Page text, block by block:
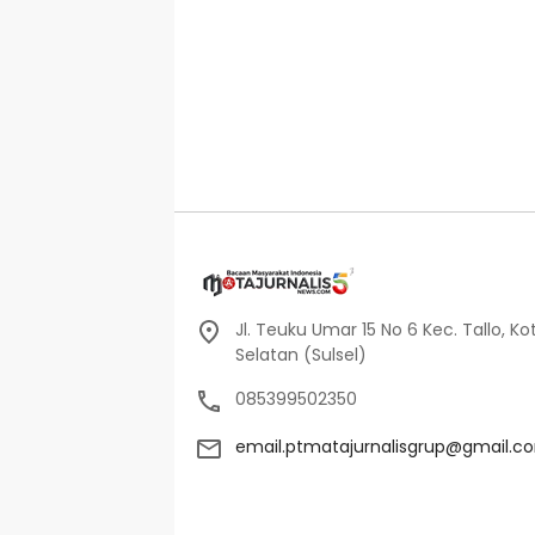
Jl. Teuku Umar 15 No 6 Kec. Tallo,
Selatan (Sulsel)
085399502350